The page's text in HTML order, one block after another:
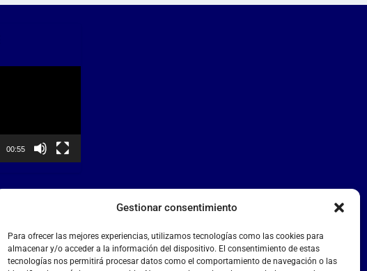
Gestionar consentimiento
Para ofrecer las mejores experiencias, utilizamos tecnologías como las cookies para
almacenar y/o acceder a la información del dispositivo. El consentimiento de estas
tecnologías nos permitirá procesar datos como el comportamiento de navegación o las
00:55